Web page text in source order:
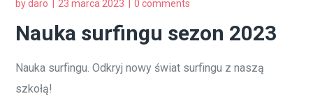
bydaro 23 marca 2023 0 comments
Nauka surfingu sezon 2023
Nauka surfingu. Odkryj nowy świat surfingu z naszą
szkołą!